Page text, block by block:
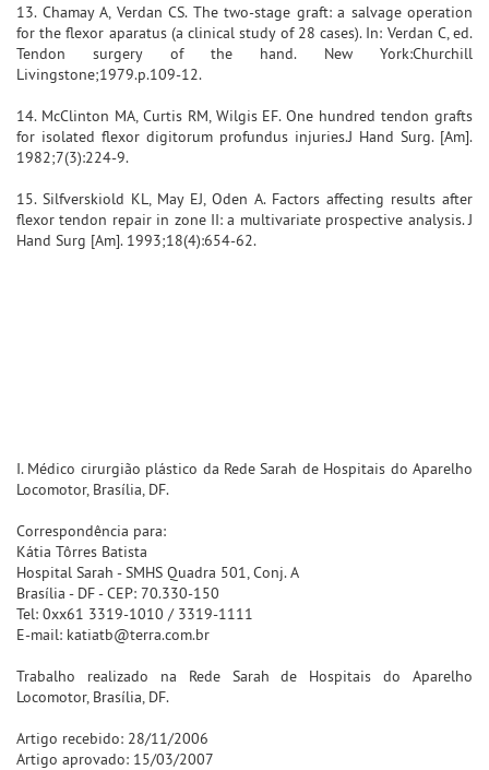
13. Chamay A, Verdan CS. The two-stage graft: a salvage operation
for the flexor aparatus (a clinical study of 28 cases). In: Verdan C, ed.
Tendon surgery of the hand. New York:Churchill
Livingstone;1979.p.109-12.
14. McClinton MA, Curtis RM, Wilgis EF. One hundred tendon grafts
for isolated flexor digitorum profundus injuries.J Hand Surg. [Am].
1982;7(3):224-9.
15. Silfverskiold KL, May EJ, Oden A. Factors affecting results after
flexor tendon repair in zone II: a multivariate prospective analysis. J
Hand Surg [Am]. 1993;18(4):654-62.
I. Médico cirurgião plástico da Rede Sarah de Hospitais do Aparelho
Locomotor, Brasília, DF.
Correspondência para:
Kátia Tôrres Batista
Hospital Sarah - SMHS Quadra 501, Conj. A
Brasília - DF - CEP: 70.330-150
Tel: 0xx61 3319-1010 / 3319-1111
E-mail: katiatb@terra.com.br
Trabalho realizado na Rede Sarah de Hospitais do Aparelho
Locomotor, Brasília, DF.
Artigo recebido: 28/11/2006
Artigo aprovado: 15/03/2007